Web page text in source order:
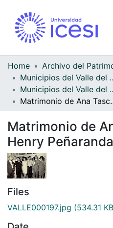
Home
Matrimonio de
Matrimonio de
Henry
Files
VALLE000197.jpg (534.31